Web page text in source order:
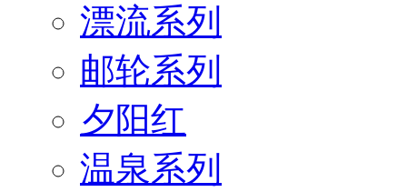
漂流系列
邮轮系列
夕阳红
温泉系列